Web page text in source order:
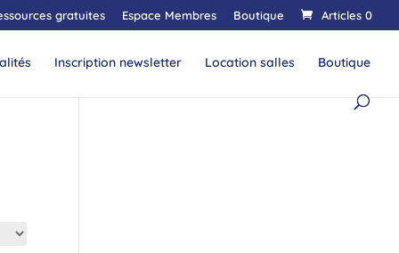
gratuites Espace Membres Boutique Articles 0
Inscription newsletter Location salles Boutique